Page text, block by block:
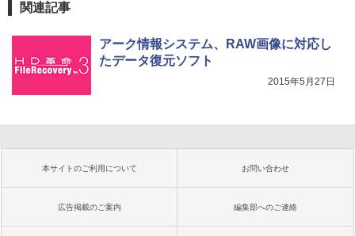
関連記事
アーク情報システム、RAW画像に対応し
たデータ復元ソフト
2015年5月27日
本サイトのご利用について お問い合わせ
広告掲載のご案内 編集部へのご連絡